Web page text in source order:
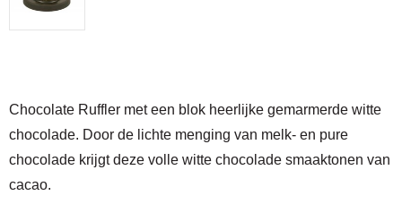
Chocolate Ruffler met een blok heerlijke gemarmerde witte
chocolade. Door de lichte menging van melk- en pure
chocolade krijgt deze volle witte chocolade smaaktonen van
cacao.